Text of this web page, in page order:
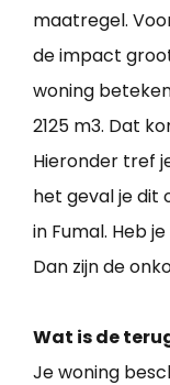
maatregel.
de impact
woning
2125 m3. Dat
Hieronder tref
het geval je dit
in Fumal. Heb
Dan zijn de
Wat is de
Je woning